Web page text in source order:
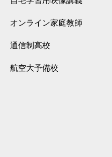
オンライン家庭教師
通信制高校
航空大予備校